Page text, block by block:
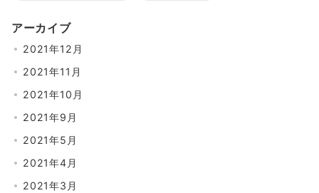
アーカイブ
2021年12月
2021年11月
2021年10月
2021年9月
2021年5月
2021年4月
2021年3月